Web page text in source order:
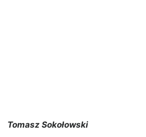
Tomasz Sokołowski